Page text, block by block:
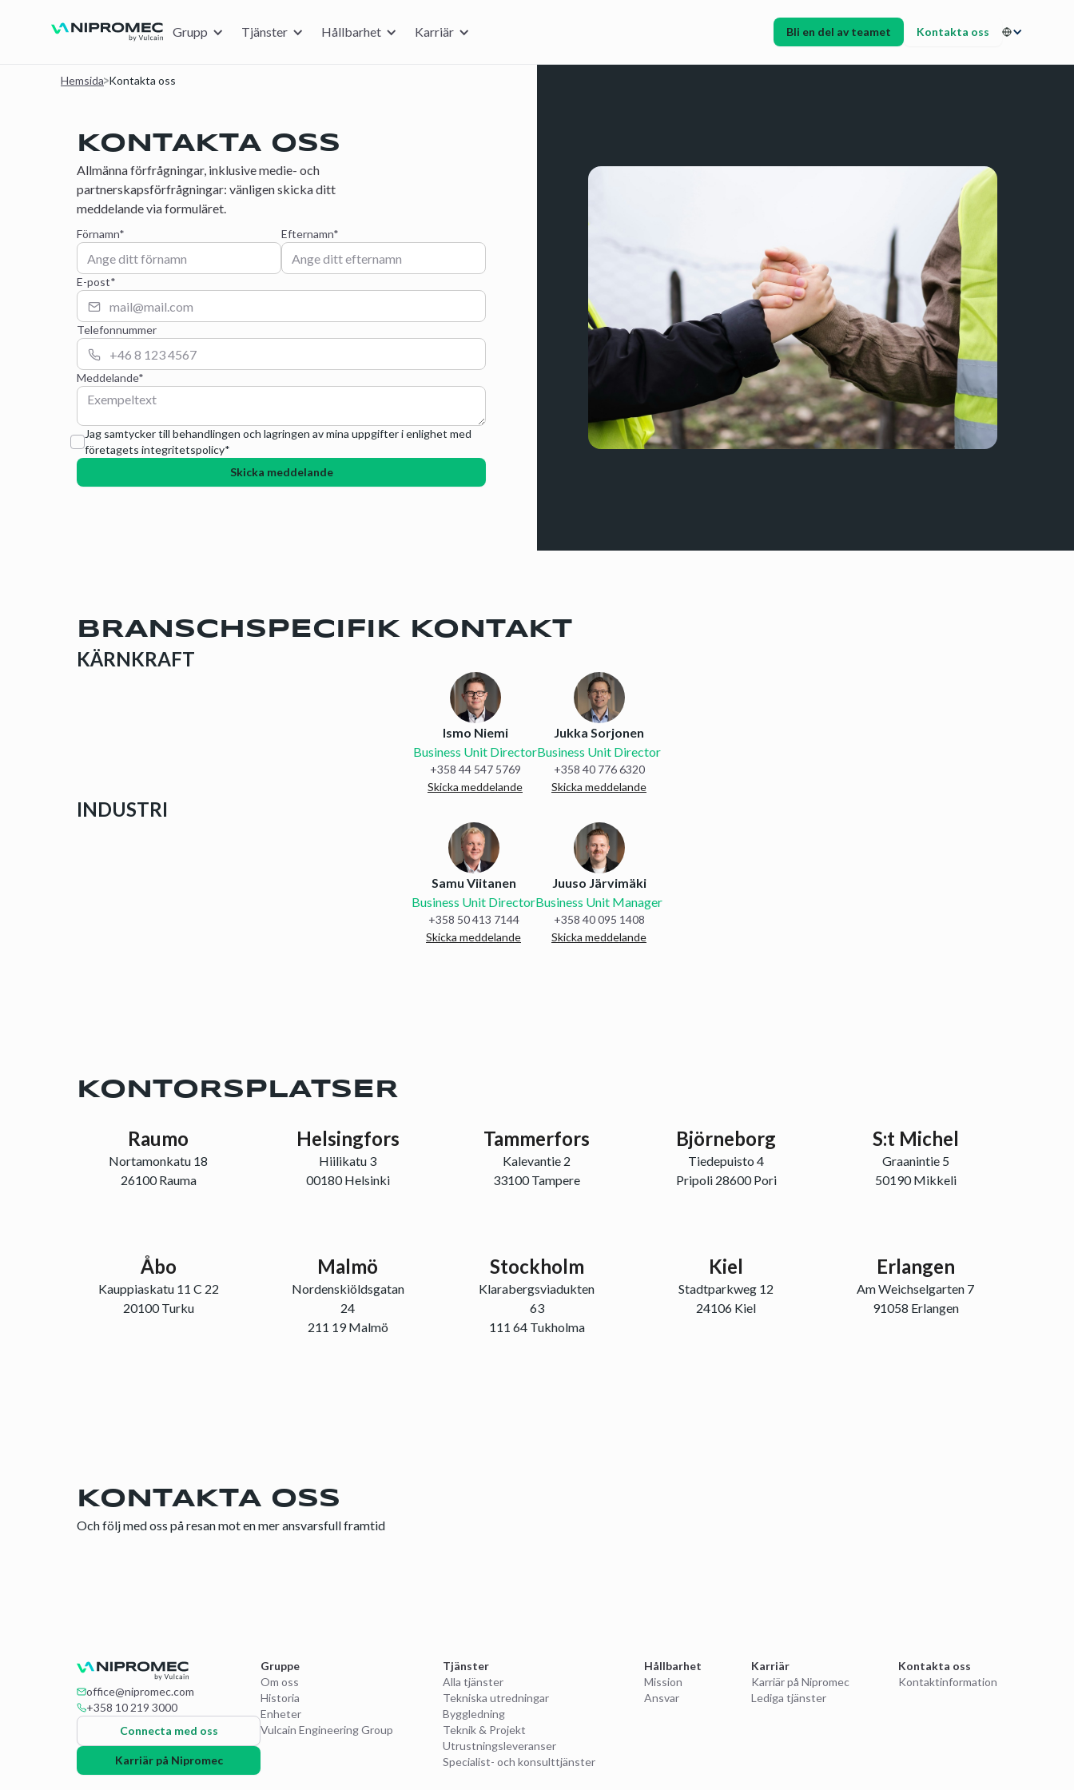
Grupp Tjänster Hållbarhet Karriär Bli en del av teamet Kontakta oss
Hemsida Kontakta oss
KONTAKTA OSS
Allmänna förfrågningar, inklusive medie- och
partnerskapsförfrågningar: vänligen skicka ditt
meddelande via formuläret.
Förnamn* Efternamn*
E-post*
Telefonnummer
Meddelande*
Jag samtycker till behandlingen och lagringen av mina uppgifter i enlighet med
företagets integritetspolicy*
BRANSCHSPECIFIK KONTAKT
KÄRNKRAFT
Ismo Niemi
Business Unit Director
+358 44 547 5769
Skicka meddelande
Jukka Sorjonen
Business Unit Director
+358 40 776 6320
Skicka meddelande
INDUSTRI
Samu Viitanen
Business Unit Director
+358 50 413 7144
Skicka meddelande
Juuso Järvimäki
Business Unit Manager
+358 40 095 1408
Skicka meddelande
KONTORSPLATSER
Raumo
Nortamonkatu 18
26100 Rauma
Helsingfors
Hiilikatu 3
00180 Helsinki
Tammerfors
Kalevantie 2
33100 Tampere
Björneborg
Tiedepuisto 4
Pripoli 28600 Pori
S:t Michel
Graanintie 5
50190 Mikkeli
Åbo
Kauppiaskatu 11 C 22
20100 Turku
Malmö
Nordenskiöldsgatan
24
211 19 Malmö
Stockholm
Klarabergsviadukten
63
111 64 Tukholma
Kiel
Stadtparkweg 12
24106 Kiel
Erlangen
Am Weichselgarten 7
91058 Erlangen
KONTAKTA OSS
Och följ med oss på resan mot en mer ansvarsfull framtid
office@nipromec.com
+358 10 219 3000
Connecta med oss
Karriär på Nipromec
Gruppe
Om oss
Historia
Enheter
Vulcain Engineering Group
Tjänster
Alla tjänster
Tekniska utredningar
Byggledning
Teknik & Projekt
Utrustningsleveranser
Specialist- och konsulttjänster
Hållbarhet
Mission
Ansvar
Karriär
Karriär på Nipromec
Lediga tjänster
Kontakta oss
Kontaktinformation